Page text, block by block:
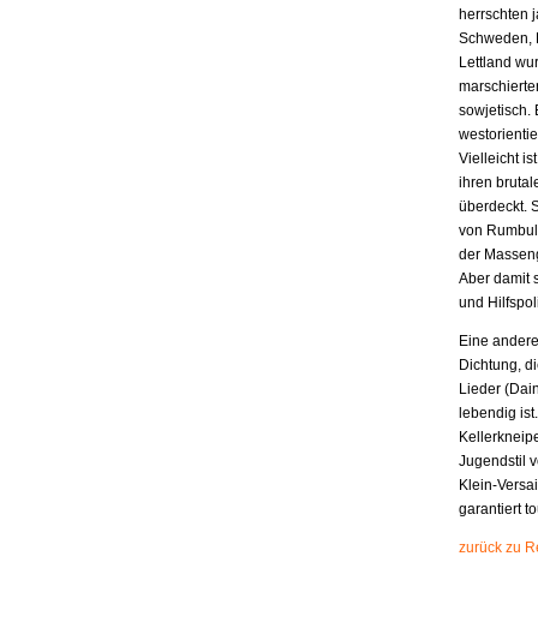
herrschten
Schweden,
Lettland
sowjetisch.
Vielleicht
ihren
überdeckt.
von
der
Aber damit
und
Eine
Dichtung,
Lieder
lebendig
Jugendstil
Klein-
garantiert
zurück zu